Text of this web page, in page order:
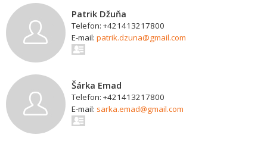
Patrik Džuňa
Telefon: +421413217800
E-mail: patrik.dzuna@gmail.com
Šárka Emad
Telefon: +421413217800
E-mail: sarka.emad@gmail.com